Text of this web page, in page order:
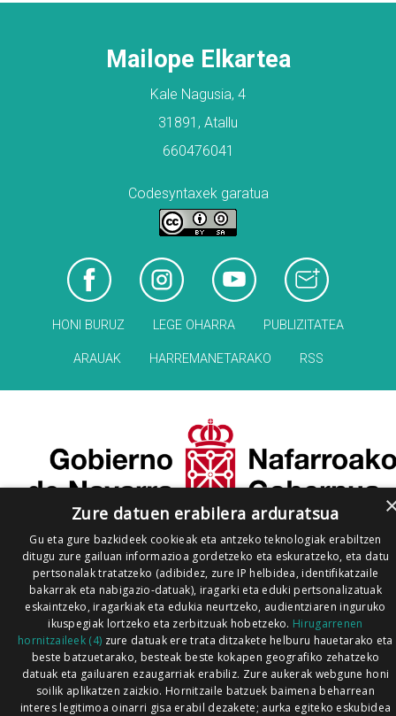
Mailope Elkartea
Kale Nagusia, 4
31891, Atallu
660476041
Codesyntaxek garatua
HONI BURUZ LEGE OHARRA PUBLIZITATEA
ARAUAK HARREMANETARAKO RSS
Zure datuen erabilera arduratsua
Gu eta gure bazkideek cookieak eta antzeko teknologiak erabiltzen
ditugu zure gailuan informazioa gordetzeko eta eskuratzeko, eta datu
pertsonalak tratatzeko (adibidez, zure IP helbidea, identifikatzaile
bakarrak eta nabigazio-datuak), iragarki eta eduki pertsonalizatuak
eskaintzeko, iragarkiak eta edukia neurtzeko, audientziaren inguruko
ikuspegiak lortzeko eta zerbitzuak hobetzeko. Hirugarrenen
hornitzaileek (4) zure datuak ere trata ditzakete helburu hauetarako eta
beste batzuetarako, besteak beste kokapen geografiko zehatzeko
datuak eta gailuaren ezaugarriak erabiliz. Zure aukerak webgune honi
soilik aplikatzen zaizkio. Hornitzaile batzuek baimena beharrean
interes legitimoa oinarri gisa erabil dezakete; aurka egiteko eskubidea